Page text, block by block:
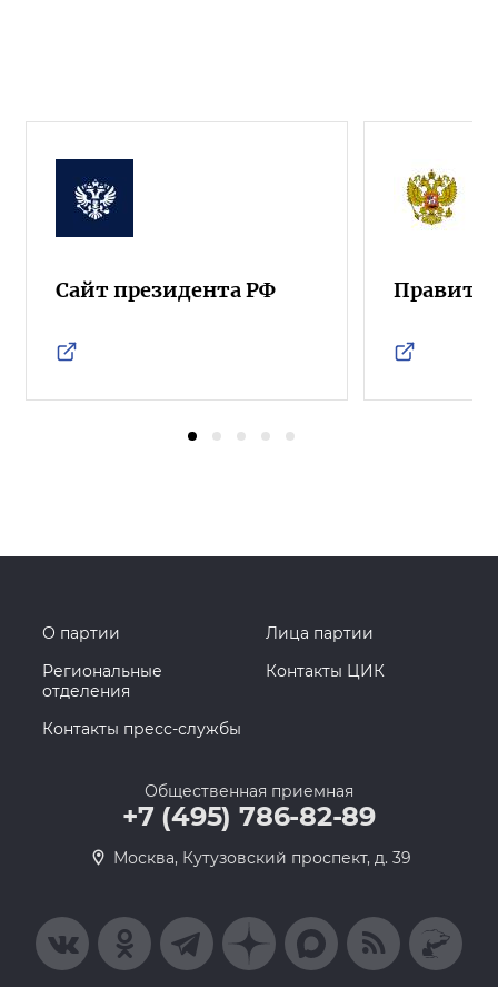
Сайт президента РФ
О партии
Лица партии
Региональные
отделения
Контакты ЦИК
Контакты пресс-службы
Общественная приемная
+7 (495) 786-82-89
Москва, Кутузовский проспект, д. 39